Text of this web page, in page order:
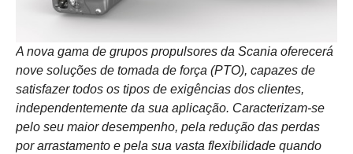
A nova gama de grupos propulsores da Scania oferecerá
nove soluções de tomada de força (PTO), capazes de
satisfazer todos os tipos de exigências dos clientes,
independentemente da sua aplicação. Caracterizam-se
pelo seu maior desempenho, pela redução das perdas
por arrastamento e pela sua vasta flexibilidade quando